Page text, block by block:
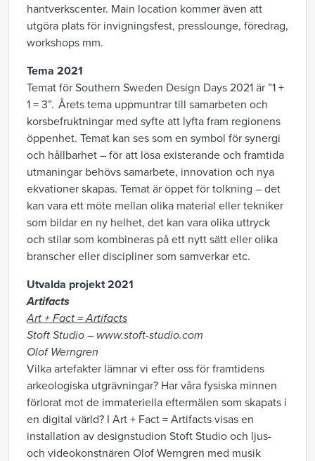
hantverkscenter. Main location kommer även att
utgöra plats för invigningsfest, presslounge, föredrag,
workshops mm.
Tema 2021
Temat för Southern Sweden Design Days 2021 är ”1 +
1 = 3”. Årets tema uppmuntrar till samarbeten och
korsbefruktningar med syfte att lyfta fram regionens
öppenhet. Temat kan ses som en symbol för synergi
och hållbarhet – för att lösa existerande och framtida
utmaningar behövs samarbete, innovation och nya
ekvationer skapas. Temat är öppet för tolkning – det
kan vara ett möte mellan olika material eller tekniker
som bildar en ny helhet, det kan vara olika uttryck
och stilar som kombineras på ett nytt sätt eller olika
branscher eller discipliner som samverkar etc.
Utvalda projekt 2021
Artifacts
Art + Fact = Artifacts
Stoft Studio – www.stoft-studio.com
Olof Werngren
Vilka artefakter lämnar vi efter oss för framtidens
arkeologiska utgrävningar? Har våra fysiska minnen
förlorat mot de immateriella eftermälen som skapats i
en digital värld? I Art + Fact = Artifacts visas en
installation av designstudion Stoft Studio och ljus-
och videokonstnären Olof Werngren med musik